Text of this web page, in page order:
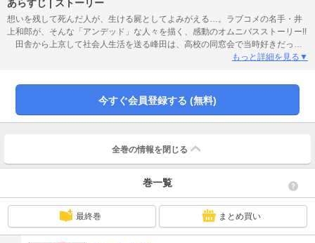
あらすじ | ストーリー
想いを残して死んだ人が、生ける屍としてよみがえる…。ラブコメの名手・井
上和郎が、そんな「アンデッド」な人々を描く、感動のオムニバスストーリー!!
田舎から上京して社会人生活を送る峰田は、高校の同窓会で当時好きだった
女性・古地と再会する。実は彼女も峰田のことを想っていたことがわかり、ふ
のことを伝えられて悲しみに暮れる峰田のもとへ、“アンデッド”となった古地が
もっと詳細を見る▼
今すぐ会員登録する (無料)
全巻の情報を 閉じる
巻一覧
最終巻 まとめ買い